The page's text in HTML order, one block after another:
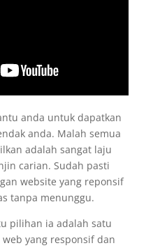
anda untuk dapatkan
anda. Malah semua
adalah sangat laju
carian. Sudah pasti
website yang reponsif
tanpa menunggu.
pilihan ia adalah satu
yang responsif dan